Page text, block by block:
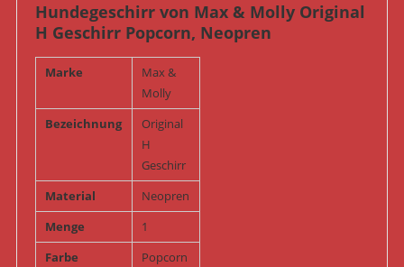
Hundegeschirr von Max & Molly Original
H Geschirr Popcorn, Neopren
Marke
Max &
Molly
Bezeichnung
Original
H
Geschirr
Material
Neopren
Menge
1
Farbe
Popcorn